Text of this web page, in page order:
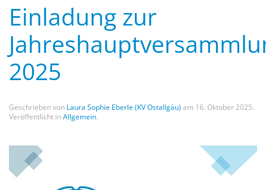
Einladung zur
2025
Geschrieben von Laura Sophie Eberle (KV Ostallgäu) am 16. Oktober 2025.
Veröffentlicht inAllgemein.